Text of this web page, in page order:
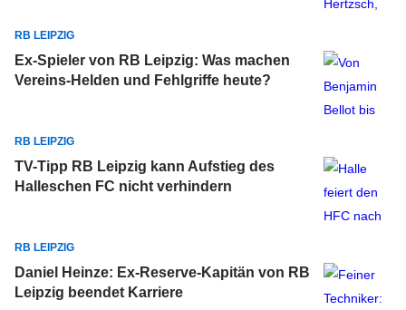
RB LEIPZIG
Ex-Spieler von RB Leipzig: Was machen
Vereins-Helden und Fehlgriffe heute?
RB LEIPZIG
TV-Tipp RB Leipzig kann Aufstieg des
Halleschen FC nicht verhindern
RB LEIPZIG
Daniel Heinze: Ex-Reserve-Kapitän von RB
Leipzig beendet Karriere